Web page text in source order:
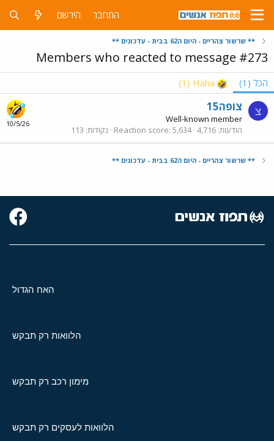
התחבר הירשם
** שרשור צהריים - היום ה62 בבית - עדכונים **
Members who reacted to message #273
הכל (1)
Haha
(1)
צ
10/5/26
צופה15
Well-known member
הודעות 4,716
Reaction score 5,634 נקודות 113
** שרשור צהריים - היום ה62 בבית - עדכונים **
האח הגדול
הלוואות רק תבקש
מימון רכב רק תבקש
הלוואות לעסקים רק תבקש